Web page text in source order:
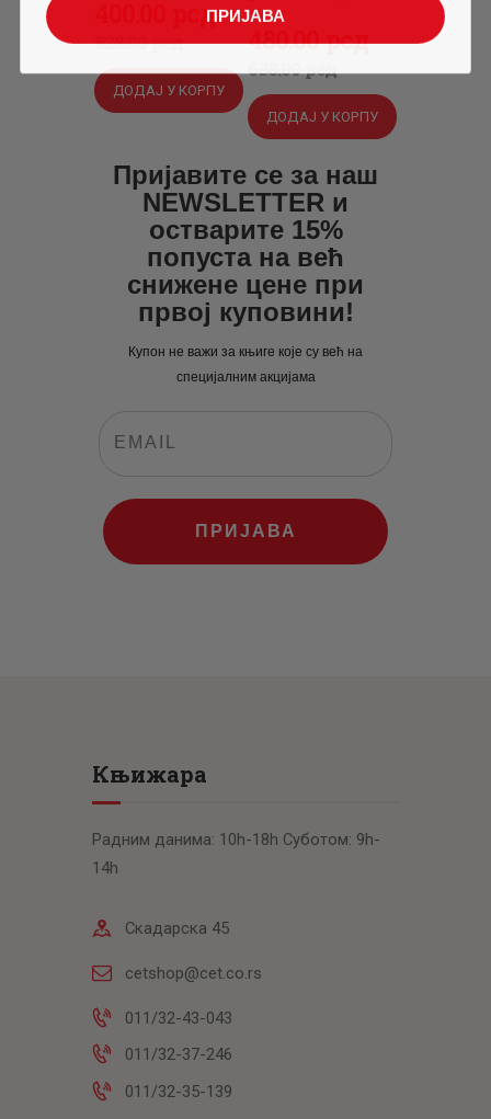
528.00рсд
Оригинална
цена
је
била:
рсд
Тренутна
цена
је:
400.
рсд.
ДОДАЈ У КОРПУ
638.00рсд
Оригинална
цена
је
била:
638 .
0
0
рсд.
480.00рсд
Тренутна
цена
је:
480.
0
0
рсд.
ДОДАЈ У КОРПУ
Пријавите се за наш
NEWSLETTER и
остварите 15%
попуста на већ
снижене цене при
првој куповини!
Купон не важи за књиге које су већ на
специјалним акцијама
ПРИЈАВА
Књижара
Радним данима: 10h-18h Суботом: 9h-
14h
Скадарска 45
cetshop@cet.co.rs
011/32-43-043
011/32-37-246
011/32-35-139
ПРИЈАВА